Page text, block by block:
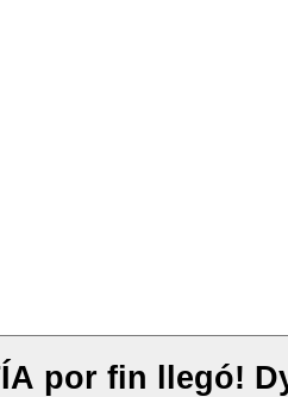
por fin llegó!